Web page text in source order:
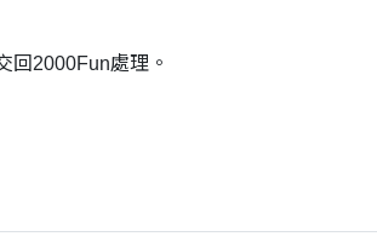
回2000Fun處理。